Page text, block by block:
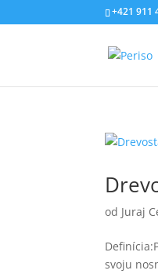
+421 911
od Juraj
svoju